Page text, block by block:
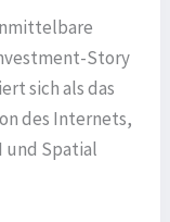
Story
sich als das
des Internets,
und Spatial